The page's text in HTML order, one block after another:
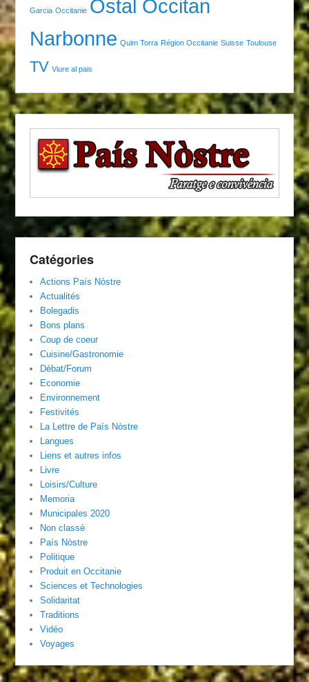
Garcia Occitanie Ostal Occitan
Narbonne Quim Torra Région Occitanie Suisse Toulouse
TV Viure al pais
Catégories
Actions País Nòstre
Actualités
Bolegadis
Bons plans
Coup de coeur
Cuisine/Gastronomie
Débat/Forum
Economie
Environnement
Festivités
La Lettre de País Nòstre
Langues
Liens et autres infos
Livre
Loisirs/Culture
Memoria
Municipales 2020
Non classé
País Nòstre
Politique
Produit en Occitanie
Sciences et Technologies
Solidaritat
Traditions
Vidéo
Voyages